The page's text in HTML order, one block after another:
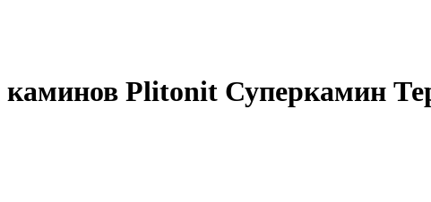
каминов Plitonit Суперкамин